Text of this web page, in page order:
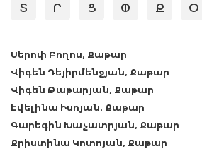
Տ Ր Ց Փ Ք Օ
Սերոփ Բողոս, Քաթար
Վիգեն Դեյիրմենջյան, Քաթար
Վիգեն Թաթարյան, Քաթար
Էվելինա Իսոյան, Քաթար
Գարեգին Խաչատրյան, Քաթար
Քրիստինա Կոտոյան, Քաթար